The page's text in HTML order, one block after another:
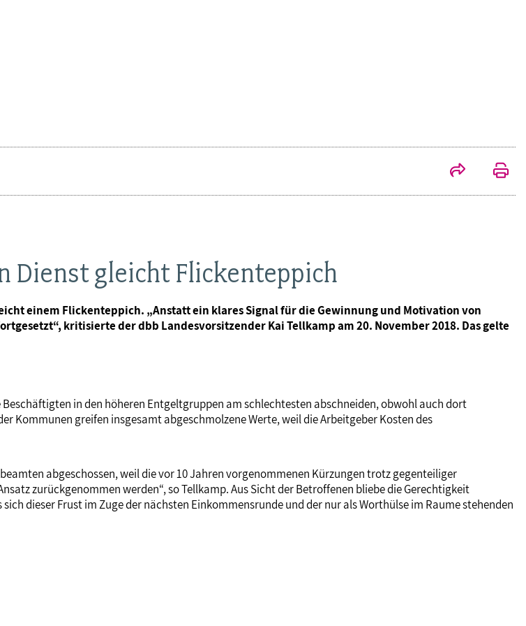
Dienst gleicht Flickenteppich
einem Flickenteppich. „Anstatt ein klares Signal für die Gewinnung und Motivation von
kritisierte der dbb Landesvorsitzender Kai Tellkamp am 20. November 2018. Das gelte
in den höheren Entgeltgruppen am schlechtesten abschneiden, obwohl auch dort
Kommunen greifen insgesamt abgeschmolzene Werte, weil die Arbeitgeber Kosten des
abgeschossen, weil die vor 10 Jahren vorgenommenen Kürzungen trotz gegenteiliger
zurückgenommen werden“, so Tellkamp. Aus Sicht der Betroffenen bliebe die Gerechtigkeit
dieser Frust im Zuge der nächsten Einkommensrunde und der nur als Worthülse im Raume stehenden